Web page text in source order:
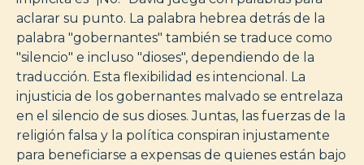
aclarar su punto. La palabra hebrea detrás de la
palabra "gobernantes" también se traduce como
"silencio" e incluso "dioses", dependiendo de la
traducción. Esta flexibilidad es intencional. La
injusticia de los gobernantes malvado se entrelaza
en el silencio de sus dioses. Juntas, las fuerzas de la
religión falsa y la política conspiran injustamente
para beneficiarse a expensas de quienes están bajo